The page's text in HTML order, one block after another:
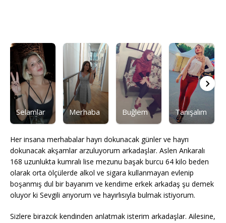
Selamlar Merhaba Buğlem Tanışalım
Her insana merhabalar hayrı dokunacak günler ve hayrı
dokunacak akşamlar arzuluyorum arkadaşlar. Aslen Ankaralı
168 uzunlukta kumralı lise mezunu başak burcu 64 kilo beden
olarak orta ölçülerde alkol ve sigara kullanmayan evlenip
boşanmış dul bir bayanım ve kendime erkek arkadaş şu demek
oluyor ki Sevgili arıyorum ve hayırlısıyla bulmak istiyorum.
Sizlere birazcık kendinden anlatmak isterim arkadaşlar. Ailesine,